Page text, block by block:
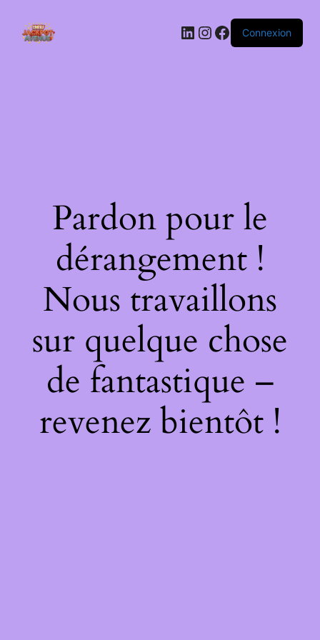
LinkedIn
Instagram
Facebook
Connexion
Pardon pour le
dérangement !
Nous travaillons
sur quelque chose
de fantastique –
revenez bientôt !